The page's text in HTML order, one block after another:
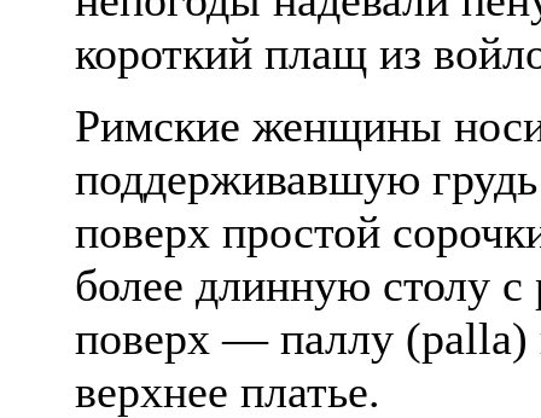
короткий плащ из
Римские женщины
поддерживавшую
поверх простой
более длинную столу
поверх — паллу (palla)
верхнее платье.